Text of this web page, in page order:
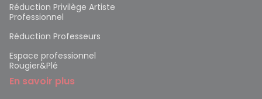
Réduction Privilège Artiste
Professionnel
Réduction Professeurs
Espace professionnel
Rougier&Plé
En savoir plus